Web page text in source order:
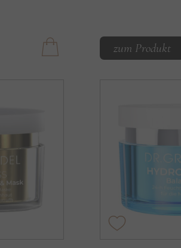
zum Produkt